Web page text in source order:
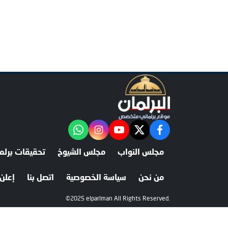
facebook
twitter
youtube
instagram
"‎Follow the آخر خبر channel on WhatsApp:
مجلس النواب مجلس الشيوخ تحقيقات
من نحن سياسة الخصوصية اتصل بنا
©2025 elparlman All Rights Reserved.